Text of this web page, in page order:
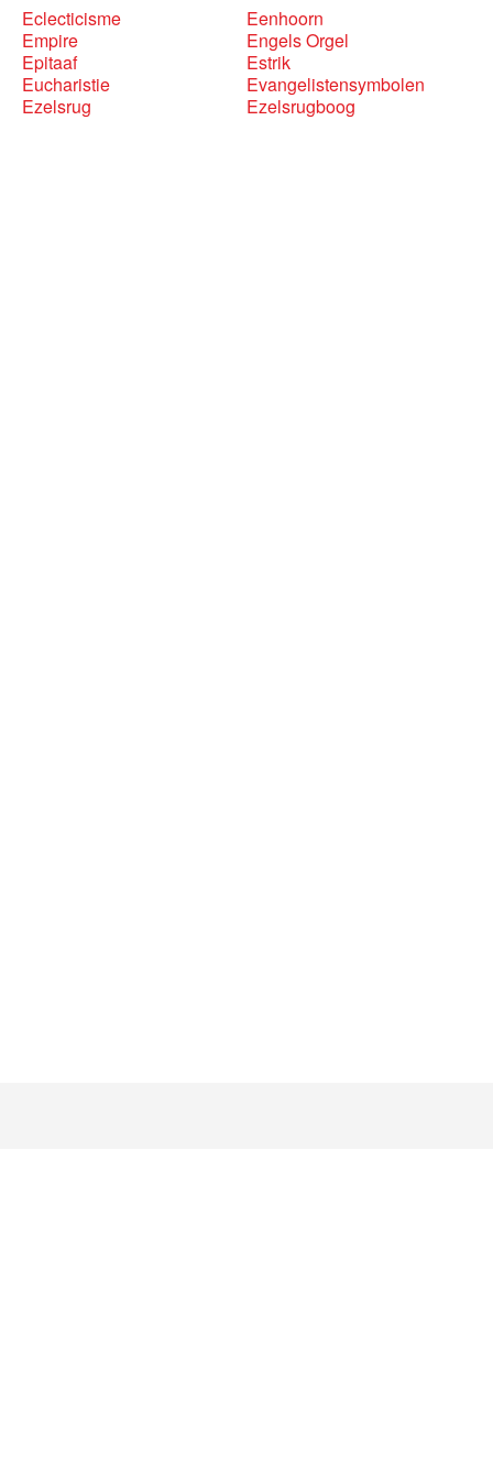
Eclecticisme
Eenhoorn
Empire
Engels Orgel
Epitaaf
Estrik
Eucharistie
Evangelistensymbolen
Ezelsrug
Ezelsrugboog